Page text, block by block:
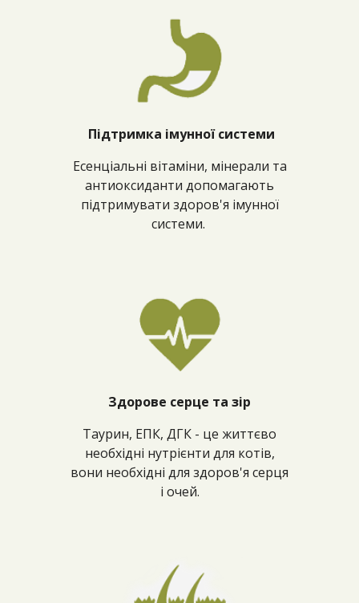
Підтримка імунної системи
Есенціальні вітаміни, мінерали та
антиоксиданти допомагають
підтримувати здоров'я імунної
системи.
Здорове серце та зір
Таурин, ЕПК, ДГК - це життєво
необхідні нутрієнти для котів,
вони необхідні для здоров'я серця
і очей.